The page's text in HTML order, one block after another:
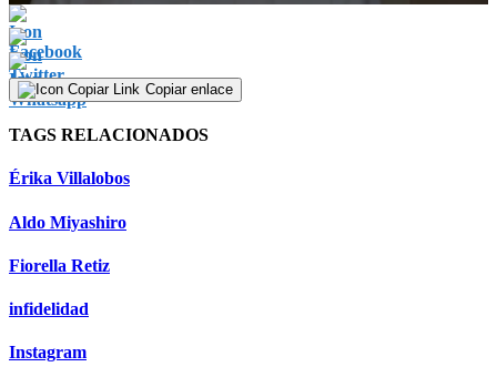
0
seconds
of
2
minutes,
23
Copiar enlace
TAGS RELACIONADOS
Érika Villalobos
Aldo Miyashiro
Fiorella Retiz
infidelidad
Instagram